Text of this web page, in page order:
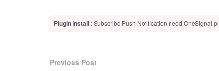
Plugin Install : Subscribe Push Notification need OneSignal
Previous Post